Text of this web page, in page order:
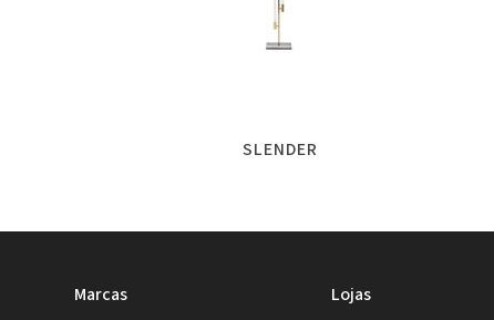
SLENDER
Marcas Lojas